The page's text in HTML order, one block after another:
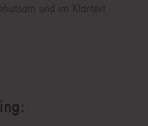
und im Klartext